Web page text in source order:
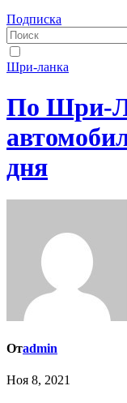
Подписка
Шри-ланка
По Шри-
дня
Отadmin
Ноя 8, 2021